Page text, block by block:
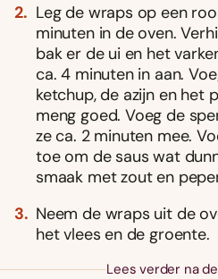
Leg de wraps op een
minuten in de oven.
bak er de ui en het
ca. 4 minuten in aan.
ketchup, de azijn en het
meng goed. Voeg de
ze ca. 2 minuten mee.
toe om de saus wat
smaak met zout en
Neem de wraps uit de
het vlees en de groente.
Lees verder na